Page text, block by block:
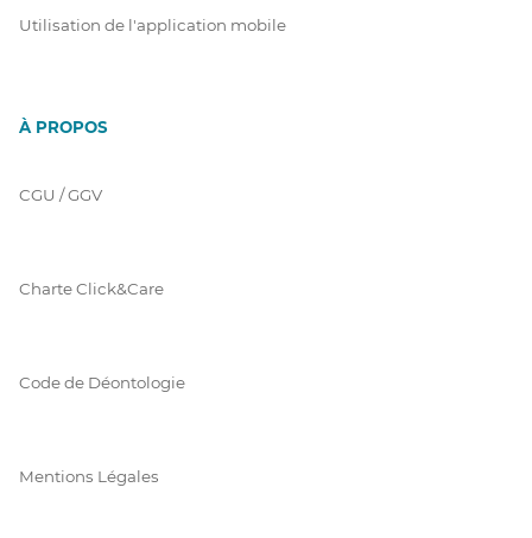
Utilisation de l'application mobile
À PROPOS
CGU / GGV
Charte Click&Care
Code de Déontologie
Mentions Légales